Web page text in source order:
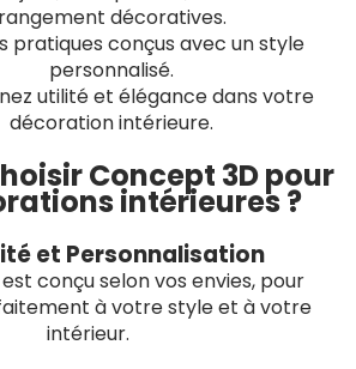
rangement décoratives.
pratiques conçus avec un style
personnalisé.
utilité et élégance dans votre
décoration intérieure.
Concept 3D pour
intérieures ?
et Personnalisation
conçu selon vos envies, pour
à votre style et à votre
intérieur.